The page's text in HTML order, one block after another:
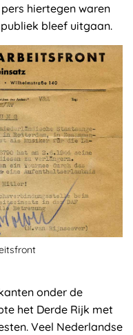
hiertegen waren
bleef uitgaan.
onder de
het Derde Rijk met
Veel Nederlandse